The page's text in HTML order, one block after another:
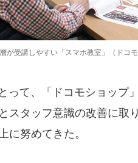
が受講しやすい「スマホ教室」（ドコ
って、「ドコモショップ
スタッフ意識の改善に取
に努めてきた。